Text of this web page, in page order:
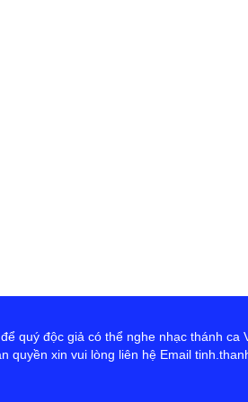
quý độc giả có thể nghe nhạc thánh ca
xin vui lòng liên hệ Email